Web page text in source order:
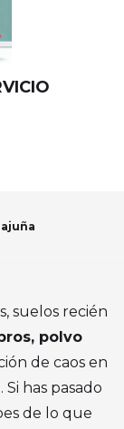
suelos recién
polvo
de caos en
has pasado
de lo que